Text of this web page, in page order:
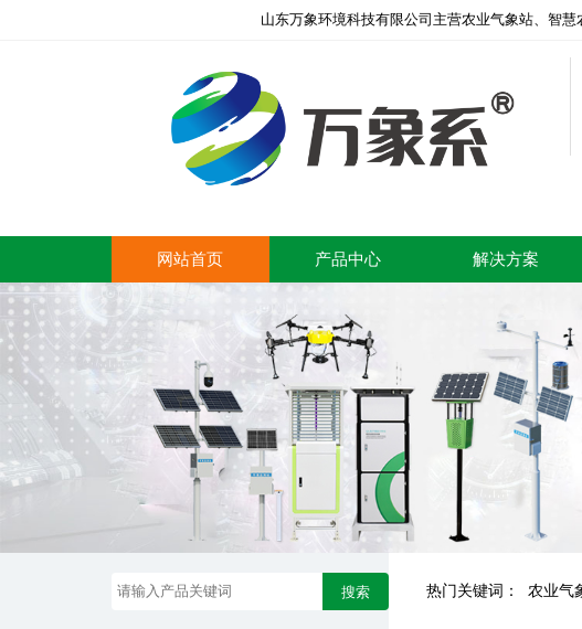
山东万象环境科技有限公司主营农业气象站、智
网站首页 产品中心 解决方案
搜索 热门关键词： 农业气